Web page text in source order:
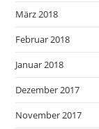
März 2018
Februar 2018
Januar 2018
Dezember 2017
November 2017